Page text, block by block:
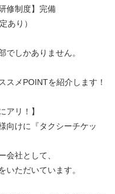
修制度】完備
あり）
でしかありません。
スメPOINTを紹介します！
アリ！】
向けに『タクシーチケッ
会社として、
いただいています。